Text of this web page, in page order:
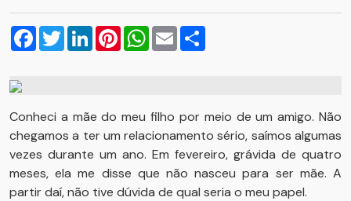
Facebook
TwitterLinkedInPinterestWhatsApp
Email
Conheci a mãe do meu filho por meio de um amigo. Não
chegamos a ter um relacionamento sério, saímos algumas
vezes durante um ano. Em fevereiro, grávida de quatro
meses, ela me disse que não nasceu para ser mãe. A
partir daí, não tive dúvida de qual seria o meu papel.